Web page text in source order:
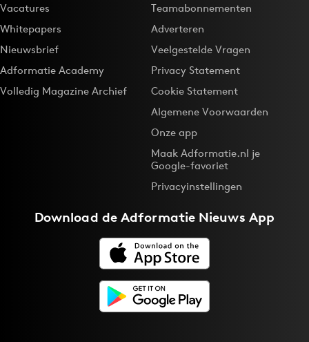
Vacatures
Whitepapers
Nieuwsbrief
Adformatie Academy
Volledig Magazine Archief
Teamabonnementen
Adverteren
Veelgestelde Vragen
Privacy Statement
Cookie Statement
Algemene Voorwaarden
Onze app
Maak Adformatie.nl je
Google-favoriet
Privacyinstellingen
Download deAdformatie Nieuws App